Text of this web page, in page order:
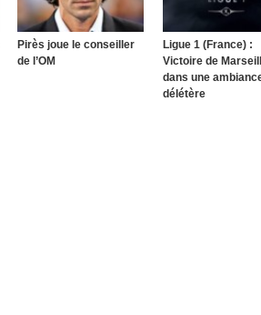
Pirès joue le conseiller
de l’OM
Ligue 1 (France) :
Victoire de
dans une
délétère